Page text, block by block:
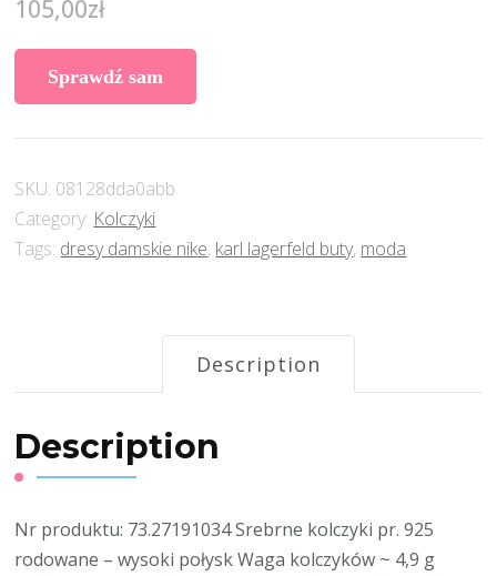
105,00zł
Sprawdź sam
SKU: 08128dda0abb
Category: Kolczyki
Tags: dresy damskie nike, karl lagerfeld buty, moda
Description
Description
Nr produktu: 73.27191034 Srebrne kolczyki pr. 925
rodowane – wysoki połysk Waga kolczyków ~ 4,9 g